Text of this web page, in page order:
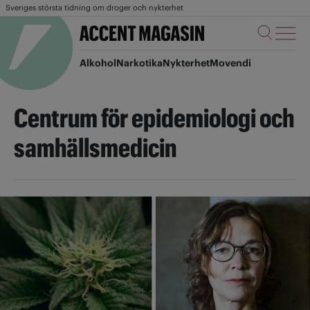
Sveriges största tidning om droger och nykterhet
AlkoholNarkotikaNykterhetMovendi
Centrum för epidemiologi och
samhällsmedicin